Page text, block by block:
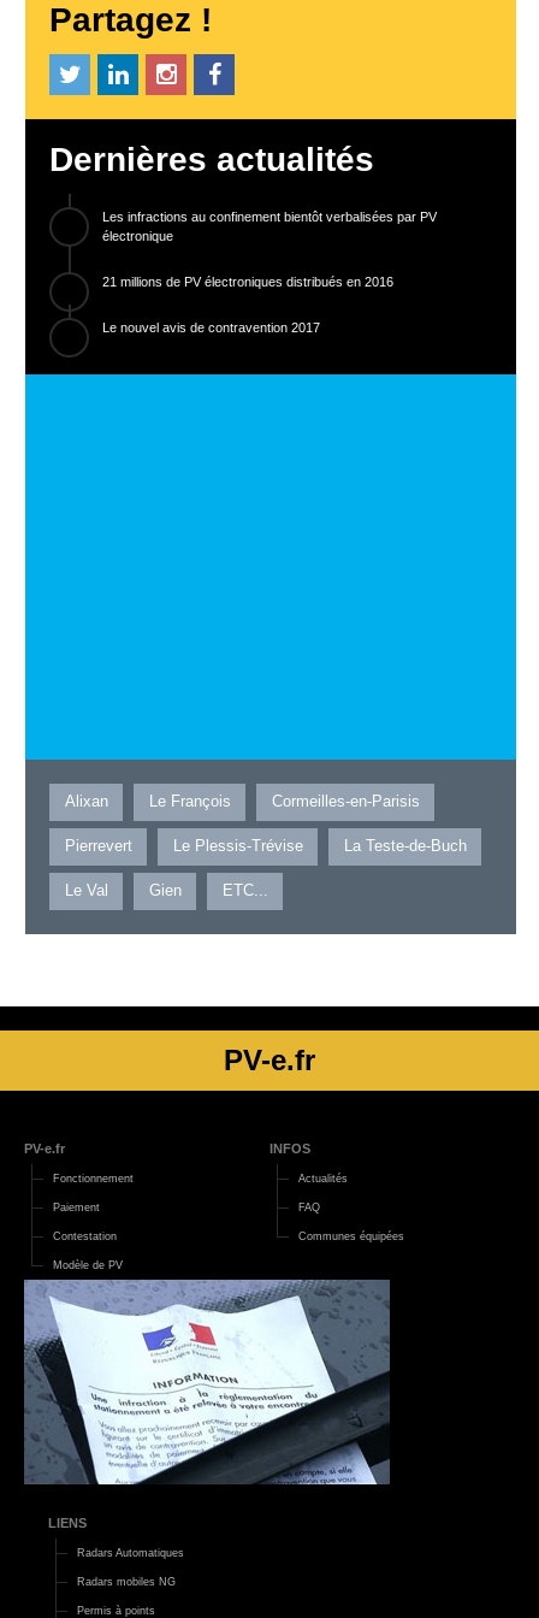
Partagez !
Dernières actualités
Les infractions au confinement bientôt verbalisées par PV
électronique
21 millions de PV électroniques distribués en 2016
Le nouvel avis de contravention 2017
Alixan Le François Cormeilles-en-Parisis
Pierrevert Le Plessis-Trévise La Teste-de-Buch
Le Val Gien ETC...
PV-e.fr
PV-e.fr
Fonctionnement
Paiement
Contestation
Modèle de PV
INFOS
Actualités
FAQ
Communes équipées
LIENS
Radars Automatiques
Radars mobiles NG
Permis à points